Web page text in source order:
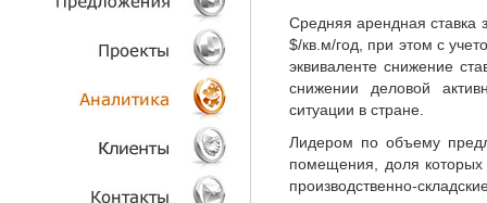
ТЕХНОЛОГИИ
ОБЪЕКТЫ
ПРОЕКТЫ
АНАЛИТИКА
Средняя арендная ставка
$/кв.м/год, при этом с
эквиваленте снижение
снижении деловой
ситуации в стране.
Лидером по объему
помещения, доля
производственно-